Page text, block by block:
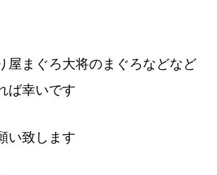
屋まぐろ大将のまぐろなどなど
ば幸いです
い致します